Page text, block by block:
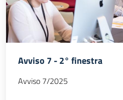
Avviso 7 - 2° finestra
Avviso 7/2025